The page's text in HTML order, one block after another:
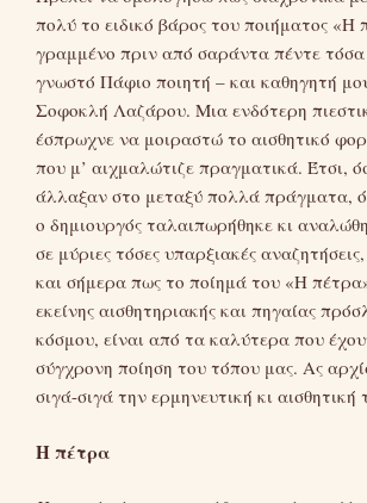
πολύ το ειδικό βάρος του ποιήματος «Η
γραμμένο πριν από σαράντα πέντε
γνωστό Πάφιο ποιητή – και καθηγητή
Σοφοκλή Λαζάρου. Μια ενδότερη
έσπρωχνε να μοιραστώ το αισθητικό
που μ’ αιχμαλώτιζε πραγματικά. Έτσι,
άλλαξαν στο μεταξύ πολλά πράγματα,
ο δημιουργός ταλαιπωρήθηκε κι
σε μύριες τόσες υπαρξιακές
και σήμερα πως το ποίημά του «Η
εκείνης αισθητηριακής και πηγαίας
κόσμου, είναι από τα καλύτερα που
σύγχρονη ποίηση του τόπου μας. Ας
σιγά-σιγά την ερμηνευτική κι αισθητική
Η πέτρα